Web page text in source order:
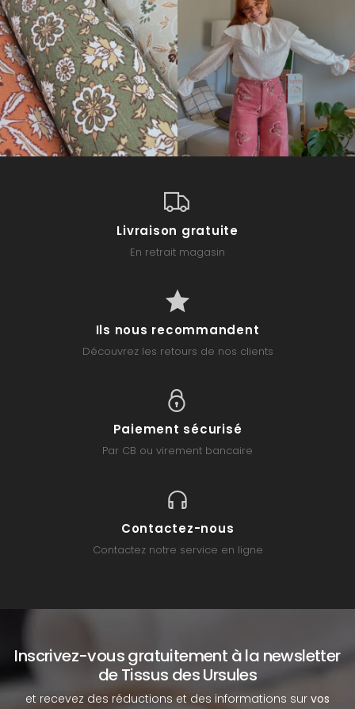
Livraison gratuite
En retrait magasin
Ils nous recommandent
Découvrez les retours de nos clients
Paiement sécurisé
Par CB ou virement bancaire
Contactez-nous
Contactez notre service en ligne
Inscrivez-vous gratuitement à la newsletter
de Tissus des Ursules
et recevez des réductions et des informations sur vos